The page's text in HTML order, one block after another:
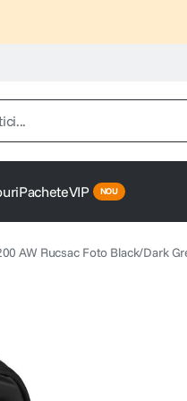
PacheteVIP
AW Rucsac Foto Black/Dark